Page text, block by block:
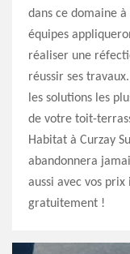
dans ce domaine à
équipes
réaliser une
réussir ses
les solutions les
de votre toit-
Habitat à Curzay
abandonnera
aussi avec vos
gratuitement !